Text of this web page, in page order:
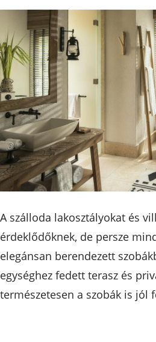
A szálloda lakosztályokat és
érdeklődőknek, de persze
elegánsan berendezett
egységhez fedett terasz és
természetesen a szobák is jól